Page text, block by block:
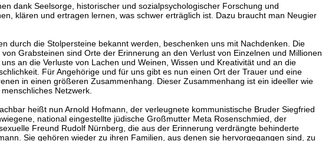
dank Seelsorge, historischer und sozialpsychologischer Forschung und
klären und ertragen lernen, was schwer erträglich ist. Dazu braucht man Neugier
durch die Stolpersteine bekannt werden, beschenken uns mit Nachdenken. Die
Grabsteinen sind Orte der Erinnerung an den Verlust von Einzelnen und Millionen
an die Verluste von Lachen und Weinen, Wissen und Kreativität und an die
Für Angehörige und für uns gibt es nun einen Ort der Trauer und eine
in einen größeren Zusammenhang. Dieser Zusammenhang ist ein ideeller wie
Netzwerk.
heißt nun Arnold Hofmann, der verleugnete kommunistische Bruder Siegfried
national eingestellte jüdische Großmutter Meta Rosenschmied, der
Freund Rudolf Nürnberg, die aus der Erinnerung verdrängte behinderte
Sie gehören wieder zu ihren Familien, aus denen sie hervorgegangen sind, zu